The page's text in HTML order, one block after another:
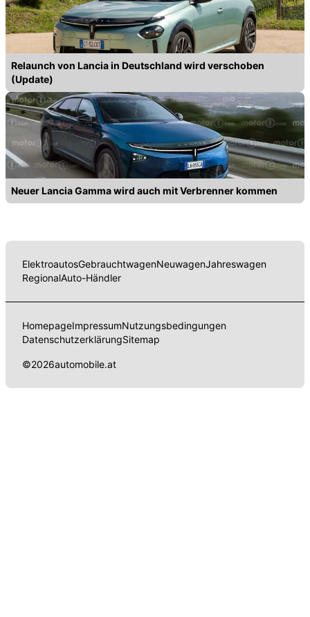
Relaunch von Lancia in Deutschland wird verschoben
(Update)
Neuer Lancia Gamma wird auch mit Verbrenner kommen
ElektroautosGebrauchtwagenNeuwagenJahreswagen
RegionalAuto-Händler
HomepageImpressumNutzungsbedingungen
DatenschutzerklärungSitemap
©2026automobile.at